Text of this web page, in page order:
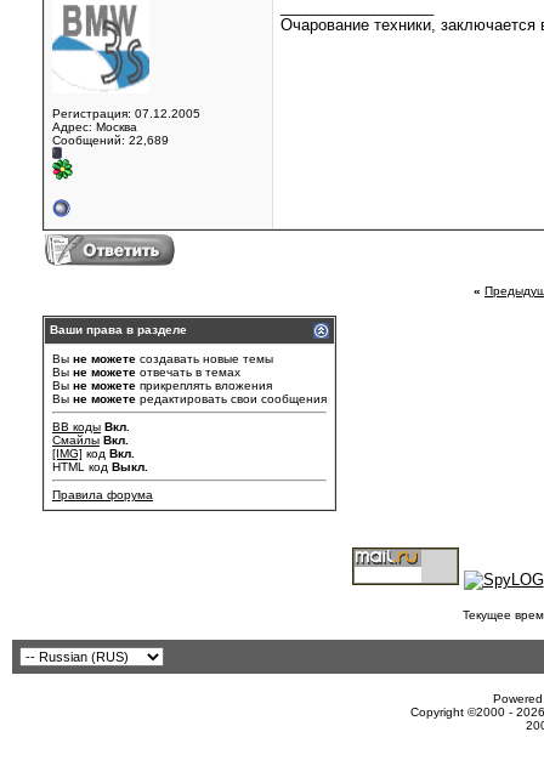
Регистрация: 07.12.2005
Адрес: Москва
Сообщений: 22,689
Очарование техники,
«
Ваши права в разделе
Вы не можете создавать новые темы
Вы не можете отвечать в темах
Вы не можете прикреплять вложения
Вы не можете редактировать свои сообщения
BB коды Вкл.
Смайлы Вкл.
[IMG] код Вкл.
HTML код Выкл.
Правила форума
Текущее
Copyright ©2000 -